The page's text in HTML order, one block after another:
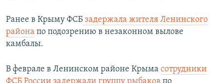
Ранее в Крыму ФСБ задержала жителя Ленинского
района по подозрению в незаконном вылове
камбалы.
В феврале в Ленинском районе Крыма сотрудники